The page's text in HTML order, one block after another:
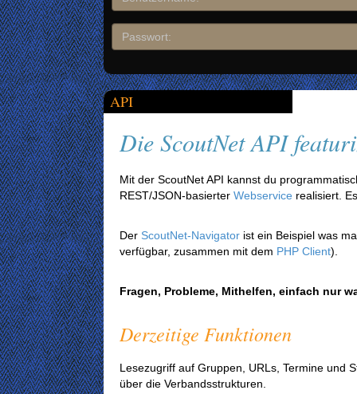
API
Die ScoutNet API
Mit der ScoutNet API kannst du
REST/JSON-basierter Webservice realisiert.
Der ScoutNet-Navigator ist ein Beispiel was
verfügbar, zusammen mit dem PHP Client).
Fragen, Probleme, Mithelfen, einfach nur
Derzeitige Funktionen
Lesezugriff auf Gruppen, URLs, Termine und
über die Verbandsstrukturen.